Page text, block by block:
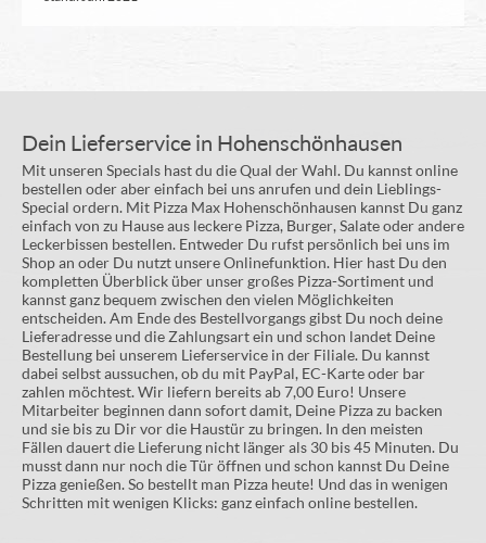
Dein Lieferservice in Hohenschönhausen
Mit unseren Specials hast du die Qual der Wahl. Du kannst online
bestellen oder aber einfach bei uns anrufen und dein Lieblings-
Special ordern. Mit Pizza Max Hohenschönhausen kannst Du ganz
einfach von zu Hause aus leckere Pizza, Burger, Salate oder andere
Leckerbissen bestellen. Entweder Du rufst persönlich bei uns im
Shop an oder Du nutzt unsere Onlinefunktion. Hier hast Du den
kompletten Überblick über unser großes Pizza-Sortiment und
kannst ganz bequem zwischen den vielen Möglichkeiten
entscheiden. Am Ende des Bestellvorgangs gibst Du noch deine
Lieferadresse und die Zahlungsart ein und schon landet Deine
Bestellung bei unserem Lieferservice in der Filiale. Du kannst
dabei selbst aussuchen, ob du mit PayPal, EC-Karte oder bar
zahlen möchtest. Wir liefern bereits ab 7,00 Euro! Unsere
Mitarbeiter beginnen dann sofort damit, Deine Pizza zu backen
und sie bis zu Dir vor die Haustür zu bringen. In den meisten
Fällen dauert die Lieferung nicht länger als 30 bis 45 Minuten. Du
musst dann nur noch die Tür öffnen und schon kannst Du Deine
Pizza genießen. So bestellt man Pizza heute! Und das in wenigen
Schritten mit wenigen Klicks: ganz einfach online bestellen.